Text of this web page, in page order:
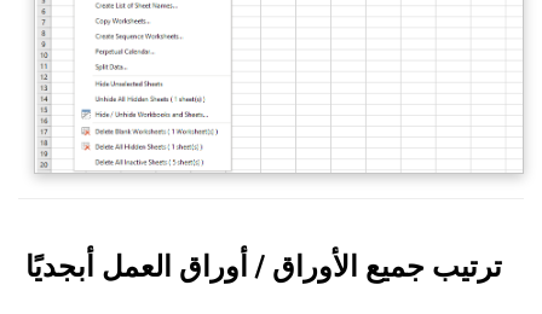
ترتيب جميع الأوراق / أوراق العمل أبجديًا